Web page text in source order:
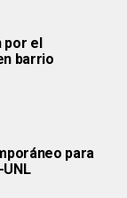
el
barrio
para